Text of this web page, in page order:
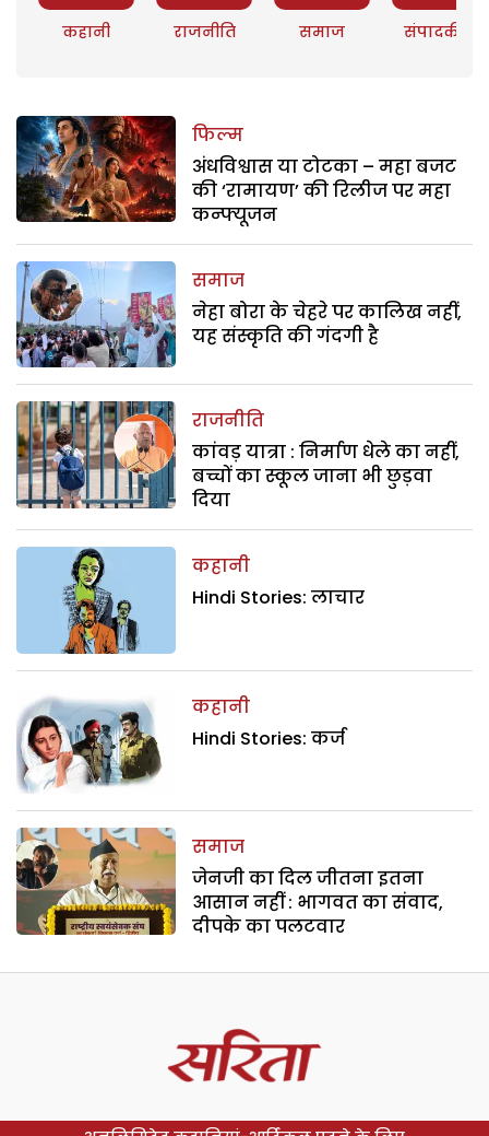
कहानी राजनीति समाज संपादकीय
फिल्म
अंधविश्वास या टोटका – महा बजट
की ‘रामायण’ की रिलीज पर महा
कन्फ्यूजन
समाज
नेहा बोरा के चेहरे पर कालिख नहीं,
यह संस्कृति की गंदगी है
राजनीति
कांवड़ यात्रा : निर्माण धेले का नहीं,
बच्चों का स्कूल जाना भी छुड़वा
दिया
कहानी
Hindi Stories: लाचार
कहानी
Hindi Stories: कर्ज
समाज
जेनजी का दिल जीतना इतना
आसान नहीं : भागवत का संवाद,
दीपके का पलटवार